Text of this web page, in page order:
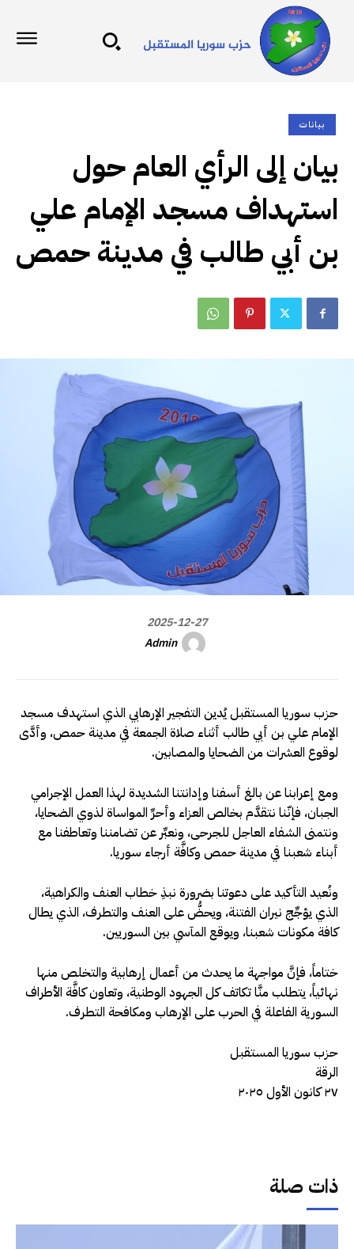
ذات صلة
بيانات
بيان إلى الرأي العام حول
استهداف مسجد الإمام علي
بن أبي طالب في مدينة حمص
2025-12-27
Admin
حزب سوريا المستقبل يُدين التفجير الإرهابي الذي استهدف مسجد
الإمام علي بن أبي طالب أثناء صلاة الجمعة في مدينة حمص، وأدَّى
لوقوع العشرات من الضحايا والمصابين.
ومع إعرابنا عن بالغ أسفنا وإدانتنا الشديدة لهذا العمل الإجرامي
الجبان، فإنّنا نتقدَّم بخالص العزاء وأحرِّ المواساة لذوي الضحايا،
ونتمنى الشفاء العاجل للجرحى، ونعبِّر عن تضامننا وتعاطفنا مع
أبناء شعبنا في مدينة حمص وكافَّة أرجاء سوريا.
ونُعيد التأكيد على دعوتنا بضرورة نبذِ خطاب العنف والكراهية،
الذي يؤجِّج نيران الفتنة، ويحضُّ على العنف والتطرف، الذي يطال
كافة مكونات شعبنا، ويوقع المآسي بين السوريين.
ختاماً، فإنَّ مواجهة ما يحدث من أعمال إرهابية والتخلص منها
نهائياً، يتطلب منَّا تكاتف كل الجهود الوطنية، وتعاون كافَّة الأطراف
السورية الفاعلة في الحرب على الإرهاب ومكافحة التطرف.
حزب سوريا المستقبل
الرقة
٢٧ كانون الأول ٢٠٢٥